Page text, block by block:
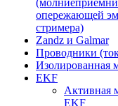
опережающей
стримера)
Zandz и Galmar
Проводники
Изолированная
EKF
Активная
EKF